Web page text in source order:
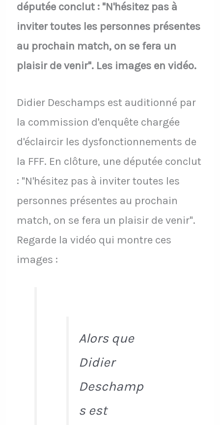
députée conclut : "N'hésitez pas à
inviter toutes les personnes présentes
au prochain match, on se fera un
plaisir de venir". Les images en vidéo.
Didier Deschamps est auditionné par
la commission d'enquête chargée
d'éclaircir les dysfonctionnements de
la FFF. En clôture, une députée conclut
: "N'hésitez pas à inviter toutes les
personnes présentes au prochain
match, on se fera un plaisir de venir".
Regarde la vidéo qui montre ces
images :
Alors que
Didier
Deschamp
s est